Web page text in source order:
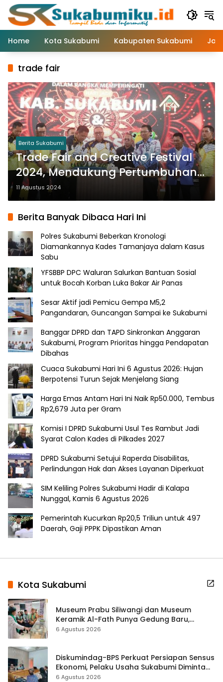
Langsung
konten
Home
Kota Sukabumi Kabupaten Sukabumi
trade fair
Berita Sukabumi
Trade Fair and Creative Festival
2024, Mendukung Pertumbuhan
Koperasi dan UMKM
11 Agustus 2024
Berita Banyak Dibaca Hari Ini
Polres Sukabumi Beberkan Kronologi
Diamankannya Kades Tamanjaya dalam Kasus
Sabu
YFSBBP DPC Waluran Salurkan Bantuan Sosial
untuk Bocah Korban Luka Bakar Air Panas
Sesar Aktif jadi Pemicu Gempa M5,2
Pangandaran, Guncangan Sampai ke Sukabumi
Banggar DPRD dan TAPD Sinkronkan Anggaran
Sukabumi, Program Prioritas hingga Pendapatan
Dibahas
Cuaca Sukabumi Hari Ini 6 Agustus 2026: Hujan
Berpotensi Turun Sejak Menjelang Siang
Harga Emas Antam Hari Ini Naik Rp50.000, Tembus
Rp2,679 Juta per Gram
Komisi I DPRD Sukabumi Usul Tes Rambut Jadi
Syarat Calon Kades di Pilkades 2027
DPRD Sukabumi Setujui Raperda Disabilitas,
Perlindungan Hak dan Akses Layanan Diperkuat
SIM Keliling Polres Sukabumi Hadir di Kalapa
Nunggal, Kamis 6 Agustus 2026
Pemerintah Kucurkan Rp20,5 Triliun untuk 497
Daerah, Gaji PPPK Dipastikan Aman
Kota Sukabumi
Museum Prabu Siliwangi dan Museum
Keramik Al-Fath Punya Gedung Baru,
Hampir 500 Koleksi Dipisahkan
6 Agustus 2026
Diskumindag-BPS Perkuat Persiapan Sensus
Ekonomi, Pelaku Usaha Sukabumi Diminta
Terbuka Beri Data
6 Agustus 2026